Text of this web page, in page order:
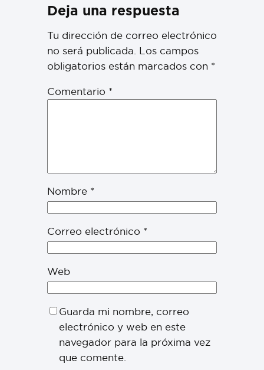
Deja una respuesta
Tu dirección de correo electrónico
no será publicada. Los campos
obligatorios están marcados con *
Comentario *
Nombre *
Correo electrónico *
Web
Guarda mi nombre, correo
electrónico y web en este
navegador para la próxima vez
que comente.